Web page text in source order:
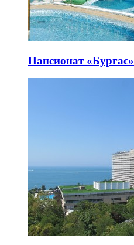
Пансионат «Бургас»